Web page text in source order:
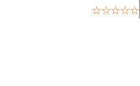
☆☆☆☆☆